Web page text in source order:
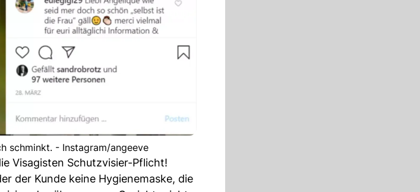
schminkt. - Instagram/angeeve
Visagisten Schutzvisier-Pflicht!
der Kunde keine Hygienemaske, die